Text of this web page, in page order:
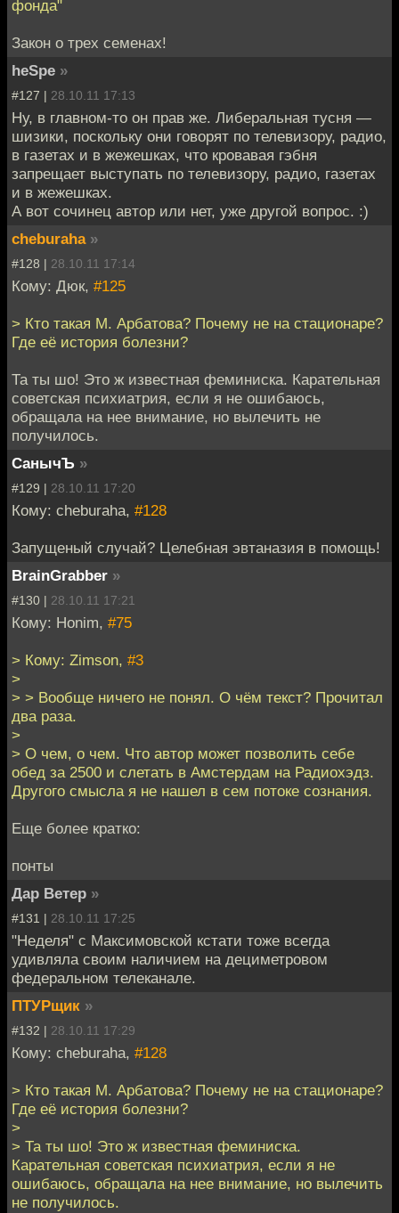
фонда"
Закон о трех семенах!
heSpe »
#127 | 28.10.11 17:13
Ну, в главном-то он прав же. Либеральная тусня —
шизики, поскольку они говорят по телевизору, радио,
в газетах и в жежешках, что кровавая гэбня
запрещает выступать по телевизору, радио, газетах
и в жежешках.
А вот сочинец автор или нет, уже другой вопрос. :)
cheburaha »
#128 | 28.10.11 17:14
Кому: Дюк, #125
> Кто такая М. Арбатова? Почему не на стационаре?
Где её история болезни?
Та ты шо! Это ж известная феминиска. Карательная
советская психиатрия, если я не ошибаюсь,
обращала на нее внимание, но вылечить не
получилось.
СанычЪ »
#129 | 28.10.11 17:20
Кому: cheburaha, #128
Запущеный случай? Целебная эвтаназия в помощь!
BrainGrabber »
#130 | 28.10.11 17:21
Кому: Honim, #75
> Кому: Zimson, #3
>
> > Вообще ничего не понял. О чём текст? Прочитал
два раза.
>
> О чем, о чем. Что автор может позволить себе
обед за 2500 и слетать в Амстердам на Радиохэдз.
Другого смысла я не нашел в сем потоке сознания.
Еще более кратко:
понты
Дар Ветер »
#131 | 28.10.11 17:25
"Неделя" с Максимовской кстати тоже всегда
удивляла своим наличием на дециметровом
федеральном телеканале.
ПТУРщик »
#132 | 28.10.11 17:29
Кому: cheburaha, #128
> Кто такая М. Арбатова? Почему не на стационаре?
Где её история болезни?
>
> Та ты шо! Это ж известная феминиска.
Карательная советская психиатрия, если я не
ошибаюсь, обращала на нее внимание, но вылечить
не получилось.